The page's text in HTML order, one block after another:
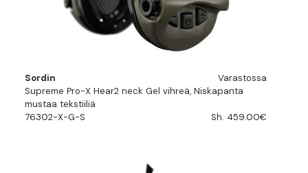
Sordin
Varastossa
Supreme Pro-X Hear2 neck Gel vihreä, Niskapanta
mustaa tekstiiliä
76302-X-G-S
Sh. 459.00€